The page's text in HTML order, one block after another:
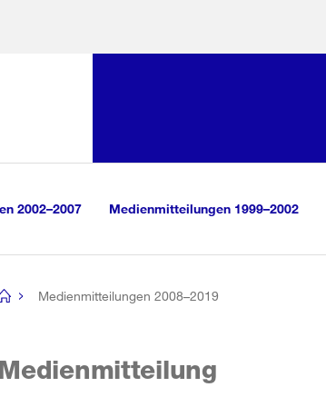
2002–2007 Medienmitteilungen 1999–2002
Medienmitteilungen 2008–2019